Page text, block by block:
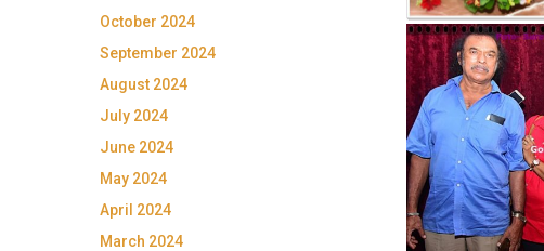
October 2024
September 2024
August 2024
July 2024
June 2024
May 2024
April 2024
March 2024